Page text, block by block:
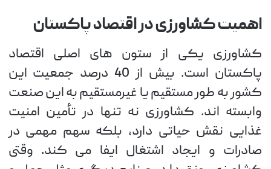
اهمیت کشاورزی در اقتصاد پاکستان
کشاورزی یکی از ستون های اصلی اقتصاد
پاکستان است. بیش از 40 درصد جمعیت این
کشور به طور مستقیم یا غیرمستقیم به این صنعت
وابسته اند. کشاورزی نه تنها در تأمین امنیت
غذایی نقش حیاتی دارد، بلکه سهم مهمی در
صادرات و ایجاد اشتغال ایفا می کند. وقتی